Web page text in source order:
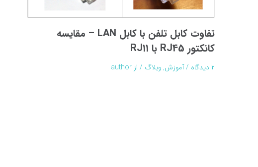
تفاوت کابل تلفن با کابل LAN – مقایسه
کانکتور RJ45 با RJ11
۲ دیدگاه /آموزش,وبلاگ / از author